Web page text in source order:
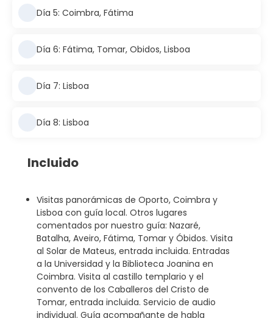
Día 5: Coimbra, Fátima
Día 6: Fátima, Tomar, Obidos, Lisboa
Día 7: Lisboa
Día 8: Lisboa
Incluido
Visitas panorámicas de Oporto, Coimbra y
Lisboa con guía local. Otros lugares
comentados por nuestro guía: Nazaré,
Batalha, Aveiro, Fátima, Tomar y Óbidos. Visita
al Solar de Mateus, entrada incluida. Entradas
a la Universidad y la Biblioteca Joanina en
Coimbra. Visita al castillo templario y el
convento de los Caballeros del Cristo de
Tomar, entrada incluida. Servicio de audio
individual. Guía acompañante de habla